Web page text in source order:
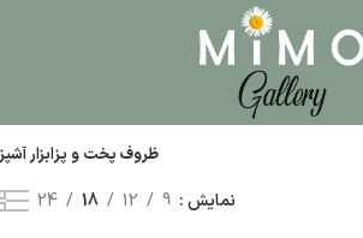
ظروف پخت و پزابزار
نمایش 9
12
18
24